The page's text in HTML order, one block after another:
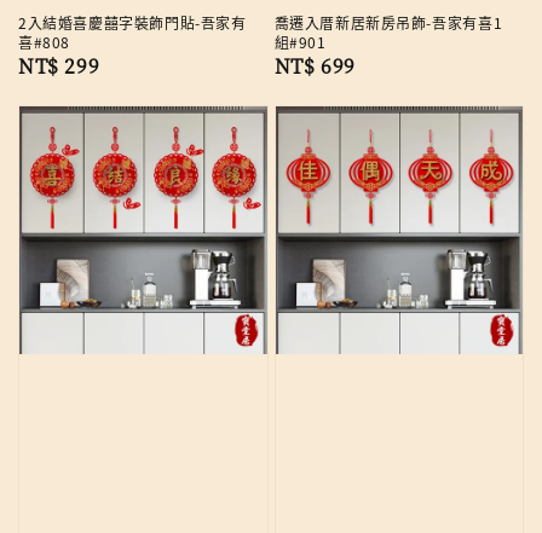
2入結婚喜慶囍字裝飾門貼-吾家有
喜#808
Regular
NT$ 299
喬遷入厝新居新房吊飾-吾家有喜1
組#901
Regular
NT$ 699